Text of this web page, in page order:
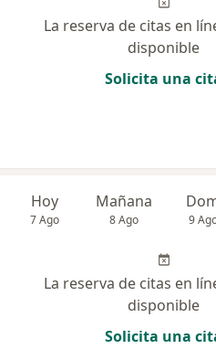
La reserva de citas en
disponible
Solicita una
Hoy
7 Ago
Mañana
8 Ago 9
La reserva de citas en
disponible
Solicita una